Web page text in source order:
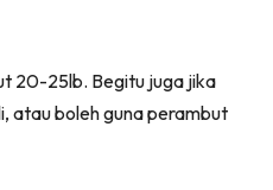
20-25lb. Begitu juga jika
atau boleh guna perambut